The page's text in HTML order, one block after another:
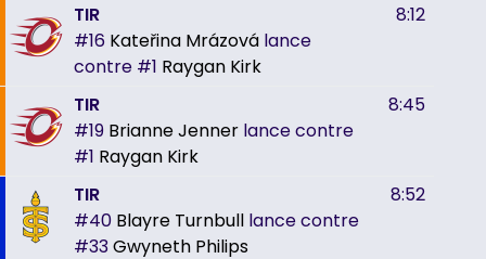
TIR
#16 Kateřina Mrázová lance
contre #1 Raygan Kirk
8:12
TIR
#19 Brianne Jenner lance contre
#1 Raygan Kirk
8:45
TIR
#40 Blayre Turnbull lance contre
#33Gwyneth Philips
8:52